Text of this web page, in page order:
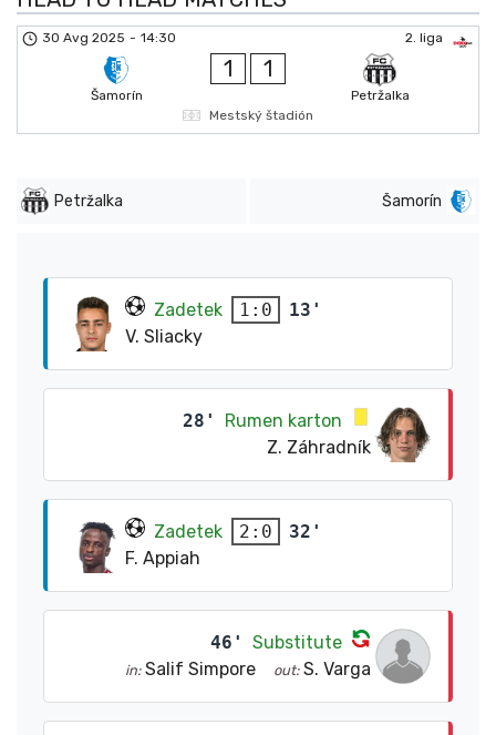
2. liga
30 Avg 2025 - 14:30
Šamorín
1 1
Petržalka
Mestský štadión
Petržalka Šamorín
Zadetek 1:0
13'
V. Sliacky
28'
Rumen karton
Z. Záhradník
Zadetek 2:0
32'
F. Appiah
46' Substitute
in: Salif Simpore out: S. Varga